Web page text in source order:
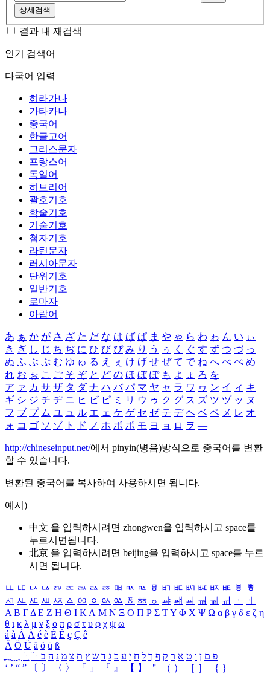
상세검색
결과 내 재검색
인기 검색어
다국어 입력
히라가나
가타카나
중국어
한글고어
그리스문자
프랑스어
독일어
히브리어
괄호기호
학술기호
기술기호
첨자기호
라틴문자
러시아문자
단위기호
일반기호
로마자
아랍어
あ ぁ か が さ ざ た だ な は ば ぱ ま や ゃ ら わ ゎ ん い ぃ
き ぎ し じ ち ぢ に ひ び ぴ み り う ぅ く ぐ す ず つ づ っ
ぬ ふ ぶ ぷ む ゆ ゅ る え ぇ け げ せ ぜ て で ね へ べ ぺ め
れ お ぉ こ ご そ ぞ と ど の ほ ぼ ぽ も よ ょ ろ を
ア ァ カ サ ザ タ ダ ナ ハ バ パ マ ヤ ャ ラ ワ ヮ ン イ ィ キ
ギ シ ジ チ ヂ ニ ヒ ビ ピ ミ リ ウ ゥ ク グ ス ズ ツ ヅ ッ ヌ
フ ブ プ ム ユ ュ ル エ ェ ケ ゲ セ ゼ テ デ ヘ ベ ペ メ レ オ
ォ コ ゴ ソ ゾ ト ド ノ ホ ボ ポ モ ヨ ョ ロ ヲ ―
http://chineseinput.net/에서 pinyin(병음)방식으로 중국어를 변환
할 수 있습니다.
변환된 중국어를 복사하여 사용하시면 됩니다.
예시)
中文 을 입력하시려면 zhongwen을 입력하시고 space를
누르시면됩니다.
北京 을 입력하시려면 beijing을 입력하시고 space를 누르
시면 됩니다.
ㅥ ㅦ ㅧ ㅨ ㅩ ㅪ ㅫ ㅬ ㅭ ㅮ ㅯ ㅰ ㅱ ㅲ ㅳ ㅴ ㅵ ㅶ ㅷ ㅸ
ㅹ
ㅺ ㅻ ㅼ ㅽ ㅾ ㅿ ㆀ ㆁ ㆂ ㆃ ㆄ ㆅ ㆆ ㆇ ㆈ ㆉ ㆊ ㆋ ㆌ ㆍ
ㆎ
Α Β ΓΔ Ε Ζ Η Θ Ι ΚΛ Μ Ν Ξ Ο Π Ρ Σ ΤΥ Φ Χ Ψ Ω α β γ δ ε ζ η
θ ι κ λ μ ν ξ ο π ρ σ τ υ φ χ ψ ω
á à Á À é è É È ç Ç ê
Ä Ö Ü ä ö ü ß
ִֶֹ ֻּ ׁׂ פ ם ן ו ט א ר ק ף ך ל ח י ע כ ג ד ש ץ ת צ מ נ ה ב
‘ ’ “ ” 〔 〕 〈 〉 「 」 『 』 【 】 ＂ （ ） ［ ］ ｛ ｝